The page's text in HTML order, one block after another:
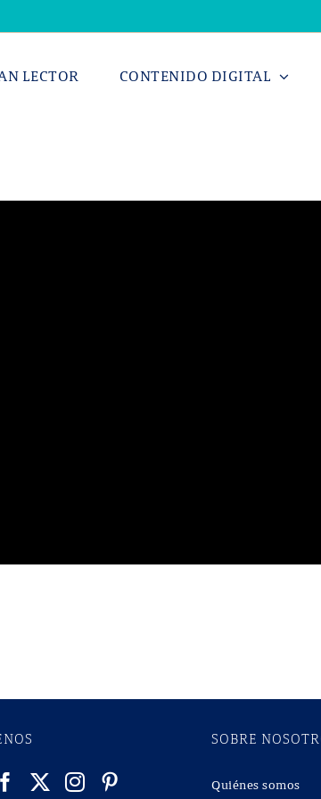
LECTOR CONTENIDO DIGITAL
SOBRE
Quiénes somos